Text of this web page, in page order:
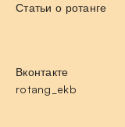
Статьи о ротанге
Вконтакте
rotang_ekb